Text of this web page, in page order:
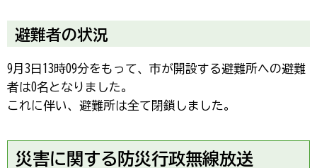
避難者の状況
9月3日13時09分をもって、市が開設する避難所への避難
者は0名となりました。
これに伴い、避難所は全て閉鎖しました。
災害に関する防災行政無線放送